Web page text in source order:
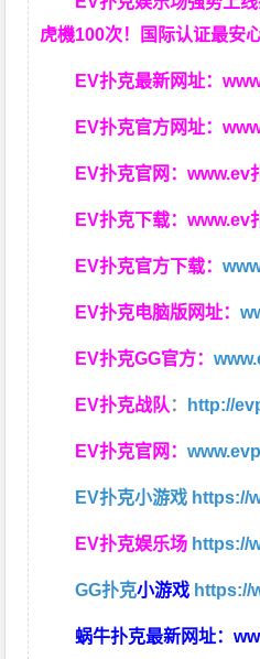
虎機100次！国际认证最安心
EV扑克最新网址：
EV扑克官方网址：
EV扑克官网：www.ev
EV扑克下载：www.ev
EV扑克官方下载：
EV扑克电脑版网址：
EV扑克GG官方：
EV扑克战队 ： http://
EV扑克官网：
EV扑克小游戏 https://
EV扑克娱乐场 https://
GG扑克小游戏 https://
蜗牛扑克最新网址：